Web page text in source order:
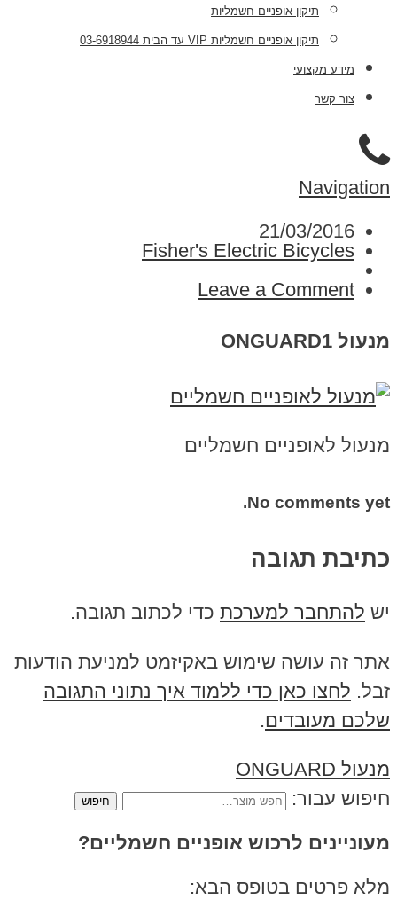
תיקון אופניים חשמליות
תיקון אופניים חשמליות VIP עד הבית 03-6918944
מידע מקצועי
צור קשר
Navigation
21/03/2016
Fisher's Electric Bicycles
Leave a Comment
מנעול ONGUARD1
מנעול לאופניים חשמליים
No comments yet.
כתיבת תגובה
יש להתחבר למערכת כדי לכתוב תגובה.
אתר זה עושה שימוש באקיזמט למניעת הודעות
זבל. לחצו כאן כדי ללמוד איך נתוני התגובה
שלכם מעובדים.
מנעול ONGUARD
חיפוש עבור:
מעוניינים לרכוש אופניים חשמליים?
מלא פרטים בטופס הבא: